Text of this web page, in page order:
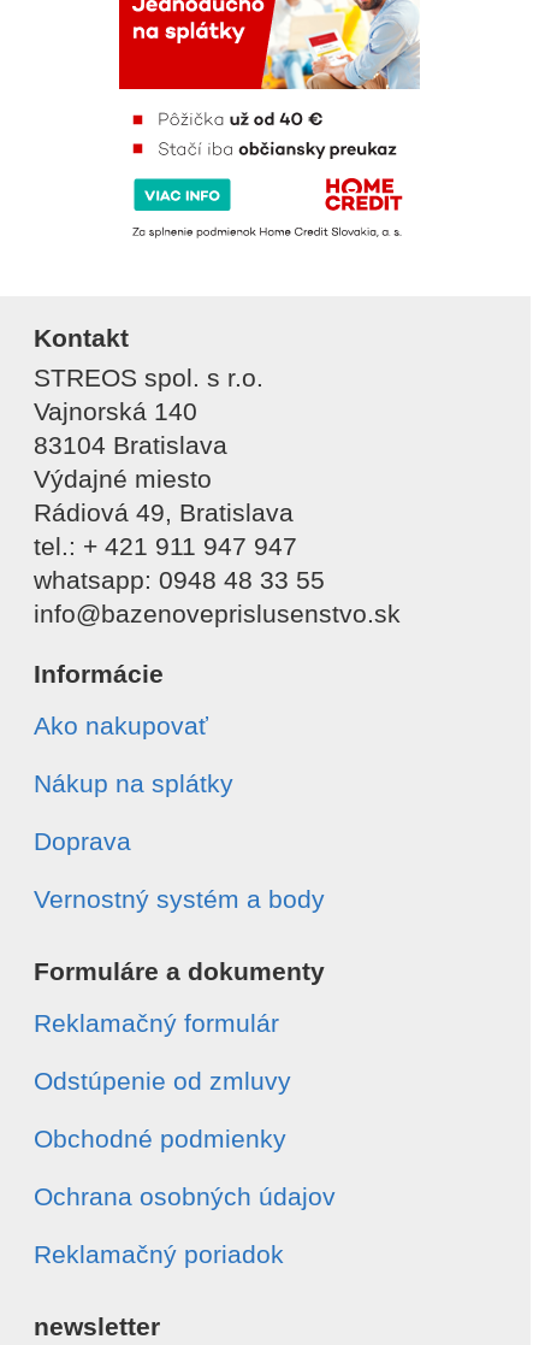
Kontakt
STREOS spol. s r.o.
Vajnorská 140
83104 Bratislava
Výdajné miesto
Rádiová 49, Bratislava
tel.: + 421 911 947 947
whatsapp: 0948 48 33 55
info@bazenoveprislusenstvo.sk
Informácie
Ako nakupovať
Nákup na splátky
Doprava
Vernostný systém a body
Formuláre a dokumenty
Reklamačný formulár
Odstúpenie od zmluvy
Obchodné podmienky
Ochrana osobných údajov
Reklamačný poriadok
newsletter